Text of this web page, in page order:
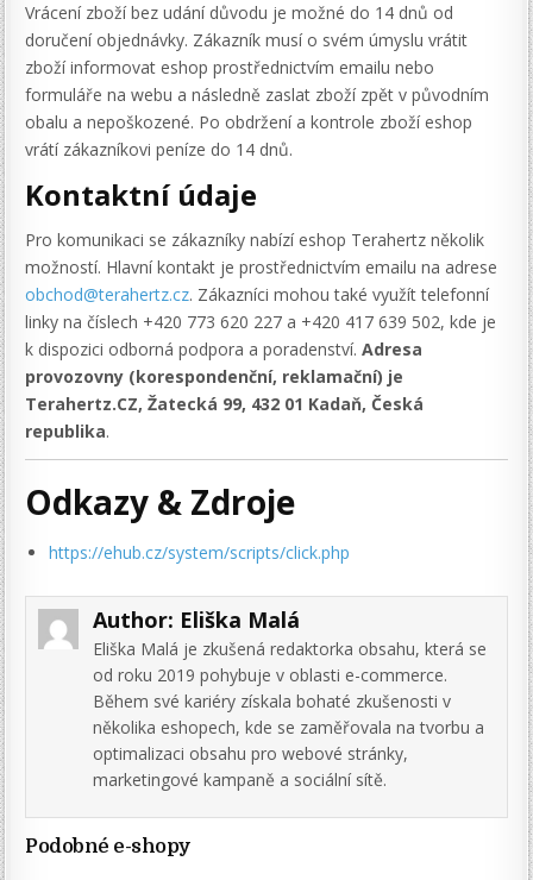
Vrácení zboží bez udání důvodu je možné do 14 dnů od
doručení objednávky. Zákazník musí o svém úmyslu vrátit
zboží informovat eshop prostřednictvím emailu nebo
formuláře na webu a následně zaslat zboží zpět v původním
obalu a nepoškozené. Po obdržení a kontrole zboží eshop
vrátí zákazníkovi peníze do 14 dnů.
Kontaktní údaje
Pro komunikaci se zákazníky nabízí eshop Terahertz několik
možností. Hlavní kontakt je prostřednictvím emailu na adrese
obchod@terahertz.cz. Zákazníci mohou také využít telefonní
linky na číslech +420 773 620 227 a +420 417 639 502, kde je
k dispozici odborná podpora a poradenství.Adresa
provozovny (korespondenční, reklamační) je
Terahertz.CZ, Žatecká 99, 432 01 Kadaň, Česká
republika.
Odkazy & Zdroje
https://ehub.cz/system/scripts/click.php
Author: Eliška Malá
Eliška Malá je zkušená redaktorka obsahu, která se
od roku 2019 pohybuje v oblasti e-commerce.
Během své kariéry získala bohaté zkušenosti v
několika eshopech, kde se zaměřovala na tvorbu a
optimalizaci obsahu pro webové stránky,
marketingové kampaně a sociální sítě.
Podobné e-shopy